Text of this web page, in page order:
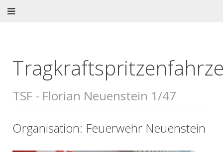
TSF - Florian Neuenstein 1/47
Organisation: Feuerwehr Neuenstein